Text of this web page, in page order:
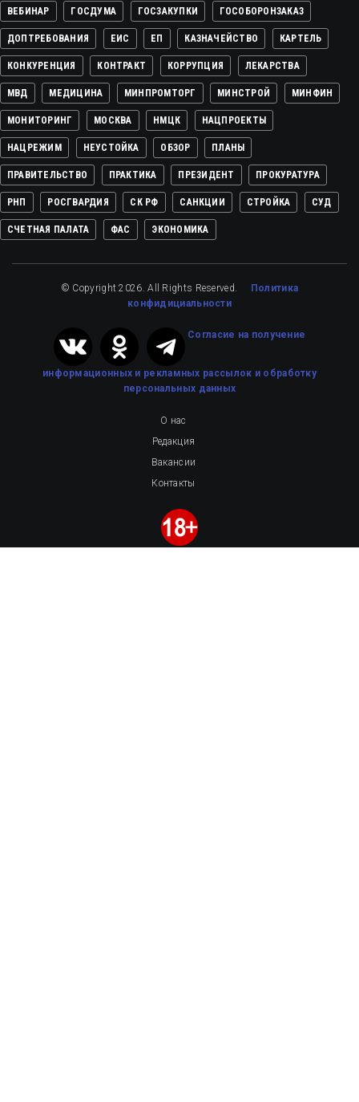
ВЕБИНАР ГОСДУМА ГОСЗАКУПКИ ГОСОБОРОНЗАКАЗ
ДОПТРЕБОВАНИЯ ЕИС ЕП КАЗНАЧЕЙСТВО КАРТЕЛЬ
КОНКУРЕНЦИЯ КОНТРАКТ КОРРУПЦИЯ ЛЕКАРСТВА
МВД МЕДИЦИНА МИНПРОМТОРГ МИНСТРОЙ МИНФИН
МОНИТОРИНГ МОСКВА НМЦК НАЦПРОЕКТЫ
НАЦРЕЖИМ НЕУСТОЙКА ОБЗОР ПЛАНЫ
ПРАВИТЕЛЬСТВО ПРАКТИКА ПРЕЗИДЕНТ ПРОКУРАТУРА
РНП РОСГВАРДИЯ СК РФ САНКЦИИ СТРОЙКА СУД
СЧЕТНАЯ ПАЛАТА ФАС ЭКОНОМИКА
© Copyright 2026. All Rights Reserved. Политика
конфидициальности
Cогласие на получение
информационных и рекламных рассылок и обработку
персональных данных
О нас
Редакция
Вакансии
Контакты